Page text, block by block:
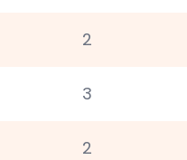
2
3
2